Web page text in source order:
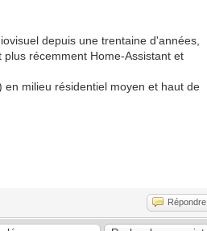
depuis une trentaine d'années,
récemment Home-Assistant et
milieu résidentiel moyen et haut de
Répondre